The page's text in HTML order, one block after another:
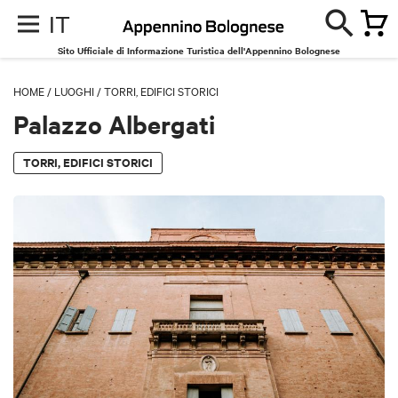
IT
Sito Ufficiale di Informazione Turistica dell'Appennino Bolognese
HOME / LUOGHI /TORRI, EDIFICI STORICI
Palazzo Albergati
TORRI, EDIFICI STORICI